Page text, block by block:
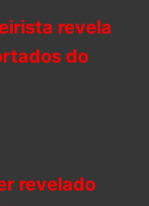
revela
do
revelado